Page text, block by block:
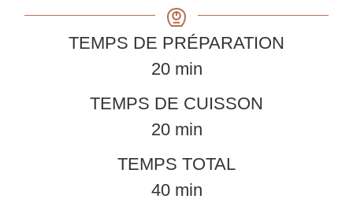
TEMPS DE PRÉPARATION
20minutes
min
TEMPS DE CUISSON
20minutes
min
TEMPS TOTAL
40minutes
min